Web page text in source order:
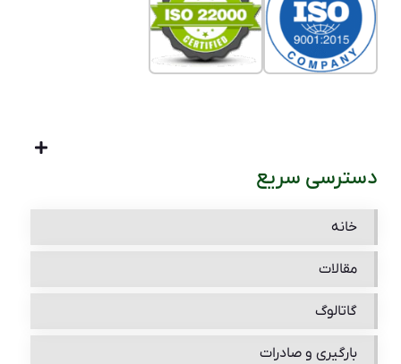
دسترسی سریع
خانه
مقالات
گاتالوگ
بارگیری و صادرات